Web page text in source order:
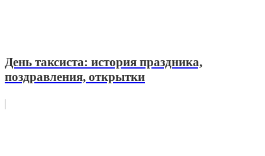
День таксиста: история праздника,
поздравления, открытки